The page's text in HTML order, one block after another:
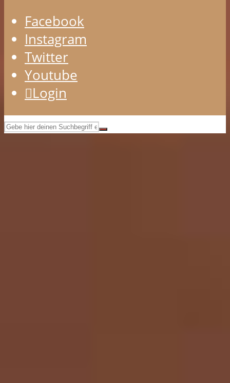
Facebook
Instagram
Twitter
Youtube
Login